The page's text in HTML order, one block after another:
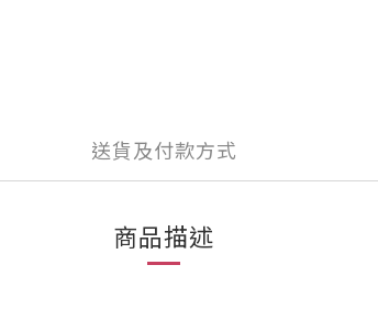
送貨及付款方式
商品描述